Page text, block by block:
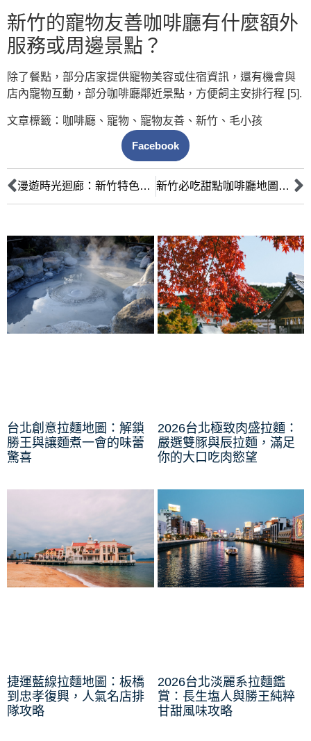
新竹的寵物友善咖啡廳有什麼額外
服務或周邊景點？
除了餐點，部分店家提供寵物美容或住宿資訊，還有機會與
店內寵物互動，部分咖啡廳鄰近景點，方便飼主安排行程 [5].
文章標籤： 咖啡廳 、 寵物 、 寵物友善 、 新竹 、 毛小孩
Facebook
漫遊時光迴廊：新竹特色老宅咖啡廳，品味歷史與咖啡的絕佳融合 新竹必吃甜點咖啡廳地圖：達人嚴選，甜蜜滋味與絕美空間全收錄
台北創意拉麵地圖：解鎖
勝王與讓麵煮一會的味蕾
驚喜
2026台北極致肉盛拉麵：
嚴選雙豚與辰拉麵，滿足
你的大口吃肉慾望
捷運藍線拉麵地圖：板橋
到忠孝復興，人氣名店排
隊攻略
2026台北淡麗系拉麵鑑
賞：長生塩人與勝王純粹
甘甜風味攻略